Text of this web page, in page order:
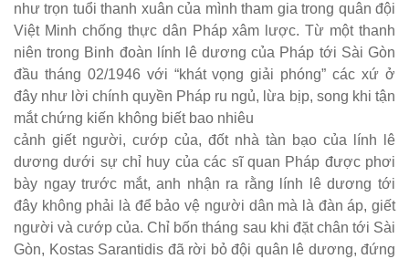
như trọn tuổi thanh xuân của mình tham gia trong quân đội
Việt Minh chống thực dân Pháp xâm lược. Từ một thanh
niên trong Binh đoàn lính lê dương của Pháp tới Sài Gòn
đầu tháng 02/1946 với “khát vọng giải phóng” các xứ ở
đây như lời chính quyền Pháp ru ngủ, lừa bịp, song khi tận
mắt chứng kiến không biết bao nhiêu
cảnh giết người, cướp của, đốt nhà tàn bạo của lính lê
dương dưới sự chỉ huy của các sĩ quan Pháp được phơi
bày ngay trước mắt, anh nhận ra rằng lính lê dương tới
đây không phải là để bảo vệ người dân mà là đàn áp, giết
người và cướp của. Chỉ bốn tháng sau khi đặt chân tới Sài
Gòn, Kostas Sarantidis đã rời bỏ đội quân lê dương, đứng